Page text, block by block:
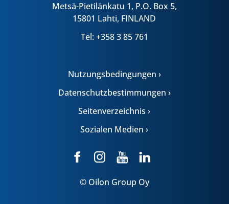
Metsä-Pietilänkatu 1, P.O. Box 5,
15801 Lahti, FINLAND
Tel: +358 3 85 761
Nutzungsbedingungen ›
Datenschutzbestimmungen ›
Seitenverzeichnis ›
Sozialen Medien ›
© Oilon Group Oy